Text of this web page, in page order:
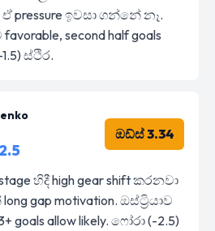
ඒ pressure ඉවසා ගන්නේ නෑ.
favorable, second half goals
ස්ථිර.
ඔඩ්ස් 3.34
හිදී high gear shift කරනවා
gap motivation. ඔස්ට්‍රියාව
goals allow likely. ෆෝරා (-2.5)